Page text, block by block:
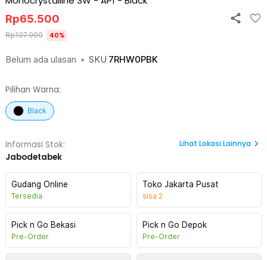
Belum ada ulasan • SKU 7RHW0PBK
Rp65.500
Rp107.900 40%
Pilihan Warna:
Black
Informasi Stok:
Jabodetabek
Lihat Lokasi Lainnya
Gudang Online
Tersedia
Toko Jakarta Pusat
sisa 2
Pick n Go Bekasi
Pre-Order
Pick n Go Depok
Pre-Order